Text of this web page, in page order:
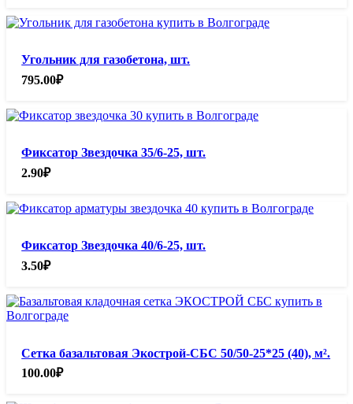
Угольник для газобетона, шт.
795.00₽
Фиксатор Звездочка 35/6-25, шт.
2.90₽
Фиксатор Звездочка 40/6-25, шт.
3.50₽
Сетка базальтовая Экострой-СБС 50/50-25*25 (40), м².
100.00₽